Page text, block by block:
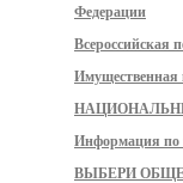
Федерации
Всероссийская
Информация по
ВЫБЕРИ